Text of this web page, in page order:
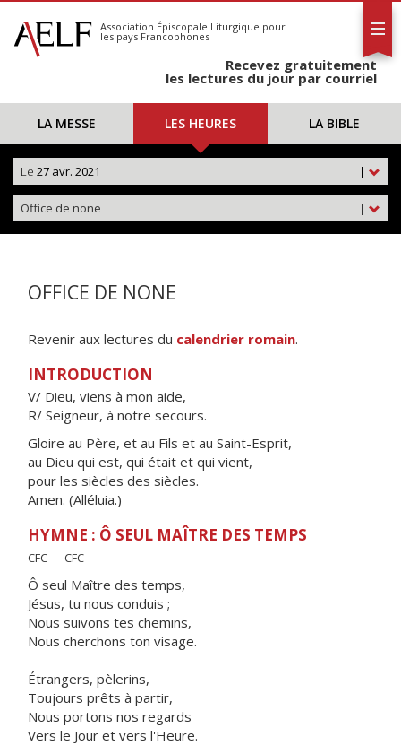
S'abonner
Calendrier
Association Épiscopale Liturgique pour
les pays Francophones
Recevez gratuitement
les lectures du jour par courriel
LA MESSE LES HEURES LA BIBLE
|
Le 27 avr. 2021
|
Office de none
OFFICE DE NONE
Revenir aux lectures du calendrier romain.
INTRODUCTION
V/ Dieu, viens à mon aide,
R/ Seigneur, à notre secours.
Gloire au Père, et au Fils et au Saint-Esprit,
au Dieu qui est, qui était et qui vient,
pour les siècles des siècles.
Amen. (Alléluia.)
HYMNE : Ô SEUL MAÎTRE DES TEMPS
CFC — CFC
Ô seul Maître des temps,
Jésus, tu nous conduis ;
Nous suivons tes chemins,
Nous cherchons ton visage.
Étrangers, pèlerins,
Toujours prêts à partir,
Nous portons nos regards
Vers le Jour et vers l'Heure.